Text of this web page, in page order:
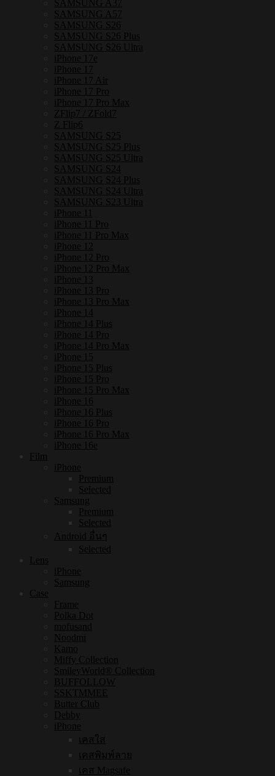
SAMSUNG A37
SAMSUNG A57
SAMSUNG S26
SAMSUNG S26 Plus
SAMSUNG S26 Ultra
iPhone 17e
iPhone 17
iPhone 17 Air
iPhone 17 Pro
iPhone 17 Pro Max
ZFlip7 / ZFold7
Z Flip6
SAMSUNG S25
SAMSUNG S25 Plus
SAMSUNG S25 Ultra
SAMSUNG S24
SAMSUNG S24 Plus
SAMSUNG S24 Ultra
SAMSUNG S23 Ultra
iPhone 11
iPhone 11 Pro
iPhone 11 Pro Max
iPhone 12
iPhone 12 Pro
iPhone 12 Pro Max
iPhone 13
iPhone 13 Pro
iPhone 13 Pro Max
iPhone 14
iPhone 14 Plus
iPhone 14 Pro
iPhone 14 Pro Max
iPhone 15
iPhone 15 Plus
iPhone 15 Pro
iPhone 15 Pro Max
iPhone 16
iPhone 16 Plus
iPhone 16 Pro
iPhone 16 Pro Max
iPhone 16e
Film
iPhone
Premium
Selected
Samsung
Premium
Selected
Android อื่นๆ
Selected
Lens
iPhone
Samsung
Case
Frame
Polka Dot
mofusand
Noodmi
Kamo
Miffy Collection
SmileyWorld® Collection
BUFFOLLOW
SSKTMMEE
Butter Club
Debby
iPhone
เคสใส
เคสพิมพ์ลาย
เคส Magsafe